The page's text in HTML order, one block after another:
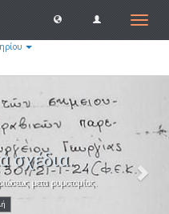
Toggle
σχέδια.
μετα ρυμοτομίας.